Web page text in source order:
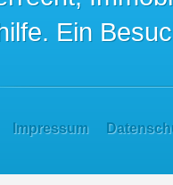
Ein
Impressum